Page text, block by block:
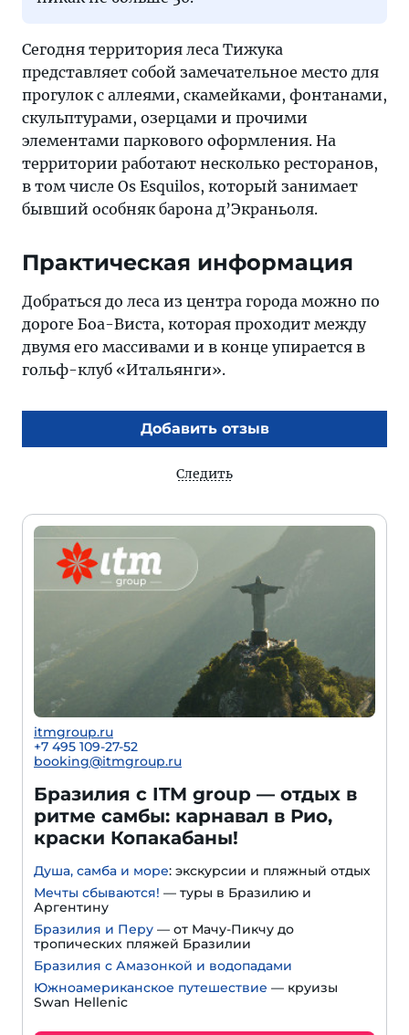
Сегодня территория леса Тижука
представляет собой замечательное место для
прогулок с аллеями, скамейками, фонтанами,
скульптурами, озерцами и прочими
элементами паркового оформления. На
территории работают несколько ресторанов,
в том числе Os Esquilos, который занимает
бывший особняк барона д’Экраньоля.
Практическая информация
Добраться до леса из центра города можно по
дороге Боа-Виста, которая проходит между
двумя его массивами и в конце упирается в
гольф-клуб «Итальянги».
Добавить отзыв
Следить
itmgroup.ru
+7 495 109-27-52
booking@itmgroup.ru
Бразилия с ITM group — отдых в
ритме самбы: карнавал в Рио,
краски Копакабаны!
Душа, самба и море: экскурсии и пляжный отдых
Мечты сбываются! — туры в Бразилию и
Аргентину
Бразилия и Перу — от Мачу-Пикчу до
тропических пляжей Бразилии
Бразилия с Амазонкой и водопадами
Южноамериканское путешествие — круизы
Swan Hellenic